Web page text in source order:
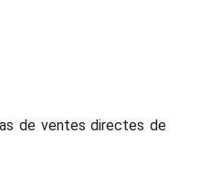
de ventes directes de